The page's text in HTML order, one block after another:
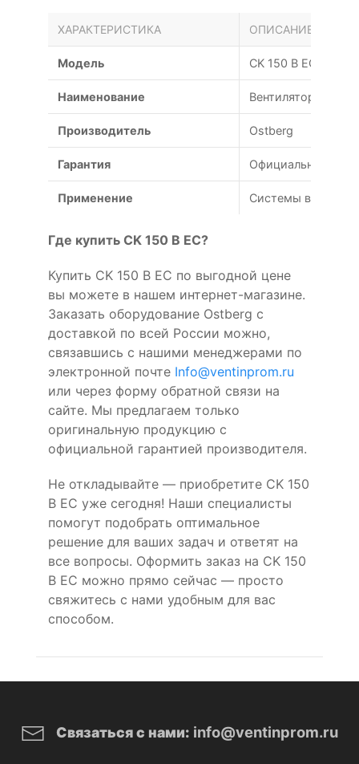
ХАРАКТЕРИСТИКА ОПИСАНИЕ
Модель CK 150 B EC
Наименование Вентилятор
Производитель Ostberg
Гарантия Официальная
Применение Системы
Где купить CK 150 B EC?
Купить CK 150 B EC по выгодной цене
вы можете в нашем интернет-магазине.
Заказать оборудование Ostberg с
доставкой по всей России можно,
связавшись с нашими менеджерами по
электронной почте Info@ventinprom.ru
или через форму обратной связи на
сайте. Мы предлагаем только
оригинальную продукцию с
официальной гарантией производителя.
Не откладывайте — приобретите CK 150
B EC уже сегодня! Наши специалисты
помогут подобрать оптимальное
решение для ваших задач и ответят на
все вопросы. Оформить заказ на CK 150
B EC можно прямо сейчас — просто
свяжитесь с нами удобным для вас
способом.
Связаться с нами: info@ventinprom.ru